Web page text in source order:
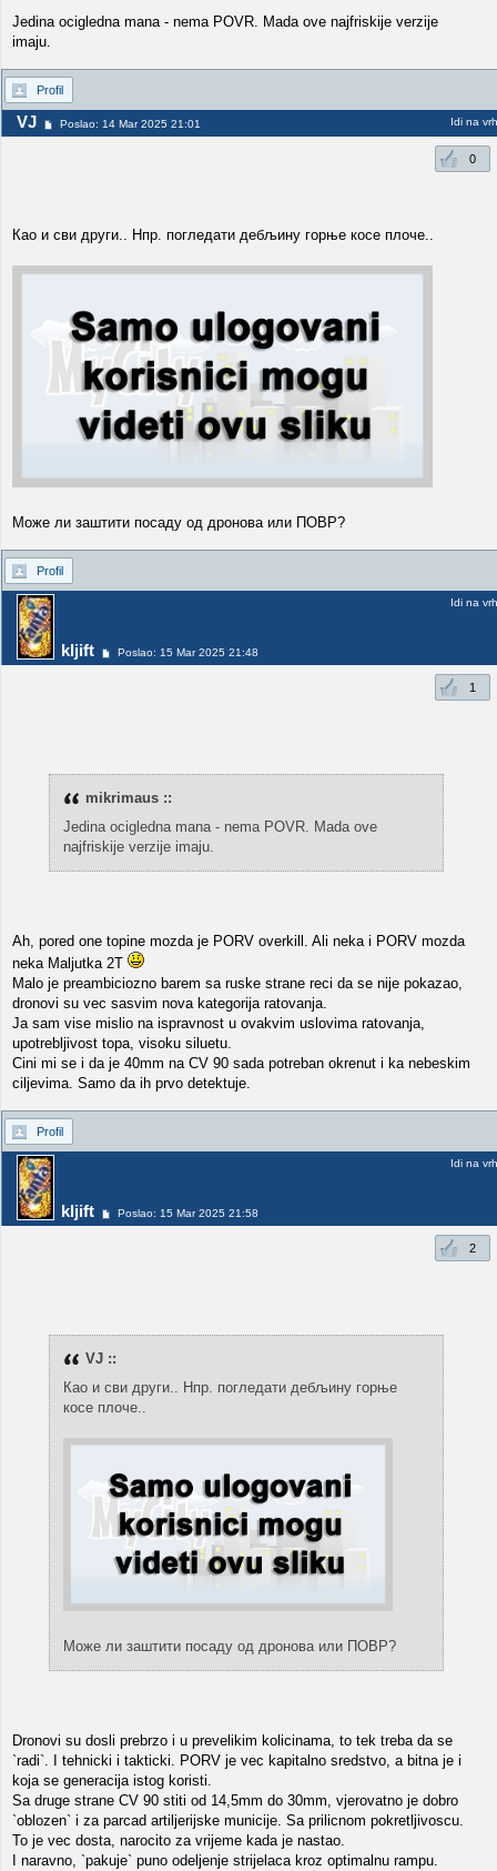
Jedina ocigledna mana - nema POVR. Mada ove najfriskije verzije
imaju.
Profil
VJ Poslao: 14 Mar 2025 21:01 Idi na vrh
0
Као и сви други.. Нпр. погледати дебљину горње косе плоче..
Може ли заштити посаду од дронова или ПОВР?
Profil
kljift Poslao: 15 Mar 2025 21:48
Idi na vrh
1
mikrimaus ::
Jedina ocigledna mana - nema POVR. Mada ove
najfriskije verzije imaju.
Ah, pored one topine mozda je PORV overkill. Ali neka i PORV mozda
neka Maljutka 2T
Malo je preambiciozno barem sa ruske strane reci da se nije pokazao,
dronovi su vec sasvim nova kategorija ratovanja.
Ja sam vise mislio na ispravnost u ovakvim uslovima ratovanja,
upotrebljivost topa, visoku siluetu.
Cini mi se i da je 40mm na CV 90 sada potreban okrenut i ka nebeskim
ciljevima. Samo da ih prvo detektuje.
Profil
kljift Poslao: 15 Mar 2025 21:58
Idi na vrh
2
VJ ::
Као и сви други.. Нпр. погледати дебљину горње
косе плоче..
Може ли заштити посаду од дронова или ПОВР?
Dronovi su dosli prebrzo i u prevelikim kolicinama, to tek treba da se
`radi`. I tehnicki i takticki. PORV je vec kapitalno sredstvo, a bitna je i
koja se generacija istog koristi.
Sa druge strane CV 90 stiti od 14,5mm do 30mm, vjerovatno je dobro
`oblozen` i za parcad artiljerijske municije. Sa prilicnom pokretljivoscu.
To je vec dosta, narocito za vrijeme kada je nastao.
I naravno, `pakuje` puno odeljenje strijelaca kroz optimalnu rampu.